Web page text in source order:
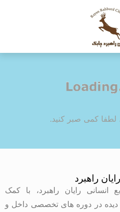
لطفا کمی صبر کنید.
راهبرد
انسانی رایان راهبرد، با کمک
در دوره های تخصصی داخل و